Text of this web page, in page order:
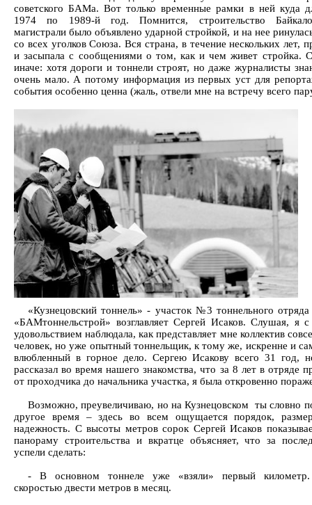
советского БАМа. Вот только временные рамки в ней куда
1974 по 1989-й год. Помнится, строительство
магистрали было объявлено ударной стройкой, и на нее
со всех уголков Союза. Вся страна, в течение нескольких лет,
и засыпала с сообщениями о том, как и чем живет стройка.
иначе: хотя дороги и тоннели строят, но даже журналисты
очень мало. А потому информация из первых уст для
события особенно ценна (жаль, отвели мне на встречу всего
«Кузнецовский тоннель» - участок №3 тоннельного
«БАМтоннельстрой» возглавляет Сергей Исаков. Слушая, я
удовольствием наблюдала, как представляет мне коллектив
человек, но уже опытный тоннельщик, к тому же, искренне и
влюбленный в горное дело. Сергею Исакову всего 31 год,
рассказал во время нашего знакомства, что за 8 лет в отряде
от проходчика до начальника участка, я была откровенно
Возможно, преувеличиваю, но на Кузнецовском ты словно
другое время – здесь во всем ощущается порядок,
надежность. С высоты метров сорок Сергей Исаков
панораму строительства и вкратце объясняет, что за
успели сделать:
- В основном тоннеле уже «взяли» первый
скоростью двести метров в месяц.